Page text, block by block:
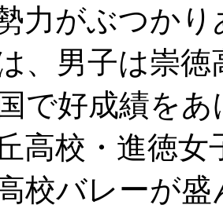
力がぶつか
、男子は崇
で好成績を
高校・進徳
校バレーが